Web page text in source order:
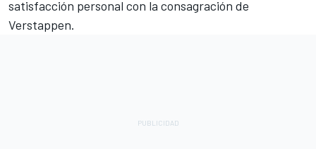
satisfacción personal con la consagración de
Verstappen.